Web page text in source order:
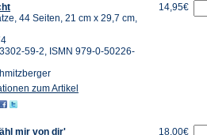
44 Seiten, 21 cm x 29,7 cm,
59-2, ISMN 979-0-50226-
zum Artikel
14,95€
mir von dir'
18,00€